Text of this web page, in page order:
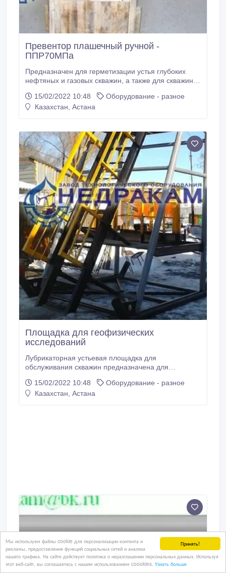
Принять!
Мы используем файлы cookie для персонализации контента и
рекламы, предоставления функций социальных сетей и анализа
нашего трафика. На сайте действует политика о неразглашении персональных данных. Используя
этот веб-сайт, вы соглашаетесь с нашим использованием coookies. Узнать больше
Превентор плашечный ручной -
ППР70МПа
Предназначен для герметизации устья глубоких
нефтяных и газовых скважин, а также для скважин с
стволовым проходом до 180 мм включительно при
строительстве, освоении скважин, а также при
ремонта и всех видов геофизических работ, включая
перфорационные и прострелочно-взрывные
работы.
15/02/2022 10:48
Оборудование - разное
Казахстан, Астана
Площадка для геофизических
исследований
Лубрикаторная устьевая площадка для
обслуживания скважин предназначена для
депарафинизации скважин механическим скребком,
а также других видов работ на устье скважины.
15/02/2022 10:48
Оборудование - разное
Казахстан, Астана